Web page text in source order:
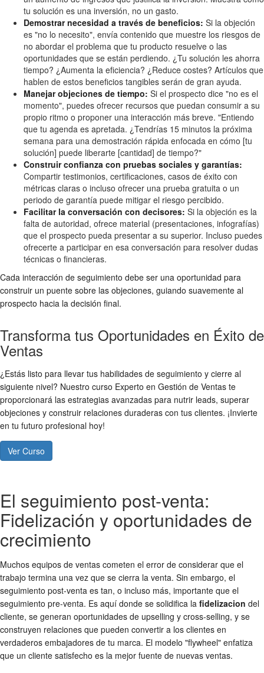
tu solución es una inversión, no un gasto.
Demostrar necesidad a través de beneficios: Si la objeción
es "no lo necesito", envía contenido que muestre los riesgos de
no abordar el problema que tu producto resuelve o las
oportunidades que se están perdiendo. ¿Tu solución les ahorra
tiempo? ¿Aumenta la eficiencia? ¿Reduce costes? Artículos que
hablen de estos beneficios tangibles serán de gran ayuda.
Manejar objeciones de tiempo: Si el prospecto dice "no es el
momento", puedes ofrecer recursos que puedan consumir a su
propio ritmo o proponer una interacción más breve. "Entiendo
que tu agenda es apretada. ¿Tendrías 15 minutos la próxima
semana para una demostración rápida enfocada en cómo [tu
solución] puede liberarte [cantidad] de tiempo?"
Construir confianza con pruebas sociales y garantías:
Compartir testimonios, certificaciones, casos de éxito con
métricas claras o incluso ofrecer una prueba gratuita o un
periodo de garantía puede mitigar el riesgo percibido.
Facilitar la conversación con decisores: Si la objeción es la
falta de autoridad, ofrece material (presentaciones, infografías)
que el prospecto pueda presentar a su superior. Incluso puedes
ofrecerte a participar en esa conversación para resolver dudas
técnicas o financieras.
Cada interacción de seguimiento debe ser una oportunidad para
construir un puente sobre las objeciones, guiando suavemente al
prospecto hacia la decisión final.
Transforma tus Oportunidades en Éxito de
Ventas
¿Estás listo para llevar tus habilidades de seguimiento y cierre al
siguiente nivel? Nuestro curso Experto en Gestión de Ventas te
proporcionará las estrategias avanzadas para nutrir leads, superar
objeciones y construir relaciones duraderas con tus clientes. ¡Invierte
en tu futuro profesional hoy!
Ver Curso
El seguimiento post-venta:
Fidelización y oportunidades de
crecimiento
Muchos equipos de ventas cometen el error de considerar que el
trabajo termina una vez que se cierra la venta. Sin embargo, el
seguimiento post-venta es tan, o incluso más, importante que el
seguimiento pre-venta. Es aquí donde se solidifica la fidelizacion del
cliente, se generan oportunidades de upselling y cross-selling, y se
construyen relaciones que pueden convertir a los clientes en
verdaderos embajadores de tu marca. El modelo "flywheel" enfatiza
que un cliente satisfecho es la mejor fuente de nuevas ventas.